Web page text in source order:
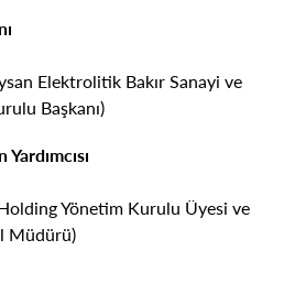
Elektrolitik Bakır Sanayi ve
Başkanı)
Yönetim Kurulu Üyesi ve
Müdürü)